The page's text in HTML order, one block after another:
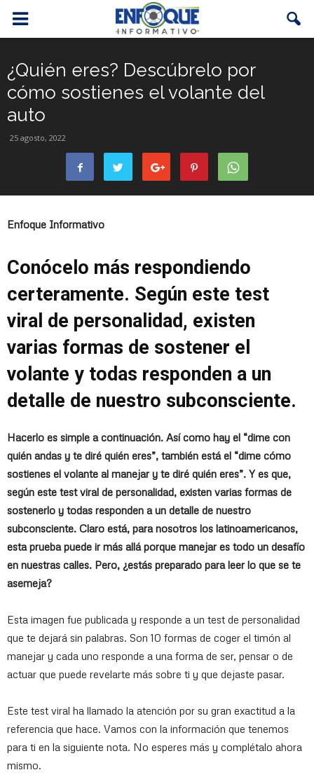
¿Quién eres? Descúbrelo por
cómo sostienes el volante del
auto
25 agosto, 2022
Enfoque Informativo
Conócelo más respondiendo
certeramente. Según este test
viral de personalidad, existen
varias formas de sostener el
volante y todas responden a un
detalle de nuestro subconsciente.
Hacerlo es simple a continuación. Así como hay el “dime con
quién andas y te diré quién eres”, también está el “dime cómo
sostienes el volante al manejar y te diré quién eres”. Y es que,
según este test viral de personalidad, existen varias formas de
sostenerlo y todas responden a un detalle de nuestro
subconsciente. Claro está, para nosotros los latinoamericanos,
esta prueba puede ir más allá porque manejar es todo un desafío
en nuestras calles. Pero, ¿estás preparado para leer lo que se te
asemeja?
Esta imagen fue publicada y responde a un test de personalidad
que te dejará sin palabras. Son 10 formas de coger el timón al
manejar y cada uno responde a una forma de ser, pensar o de
actuar que puede revelarte más sobre ti y que dejaste pasar.
Este test viral ha llamado la atención por su gran exactitud a la
referencia que hace. Vamos con la información que tenemos
para ti en la siguiente nota. No esperes más y complétalo ahora
mismo.